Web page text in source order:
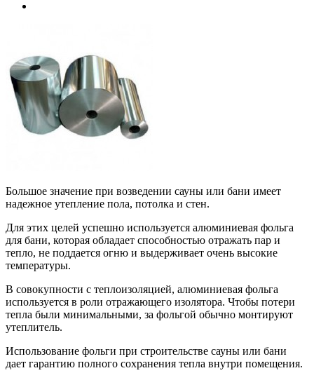
Большое значение при возведении сауны или бани имеет
надежное утепление пола, потолка и стен.
Для этих целей успешно используется алюминиевая фольга
для бани, которая обладает способностью отражать пар и
тепло, не поддается огню и выдерживает очень высокие
температуры.
В совокупности с теплоизоляцией, алюминиевая фольга
используется в роли отражающего изолятора. Чтобы потери
тепла были минимальными, за фольгой обычно монтируют
утеплитель.
Использование фольги при строительстве сауны или бани
дает гарантию полного сохранения тепла внутри помещения.